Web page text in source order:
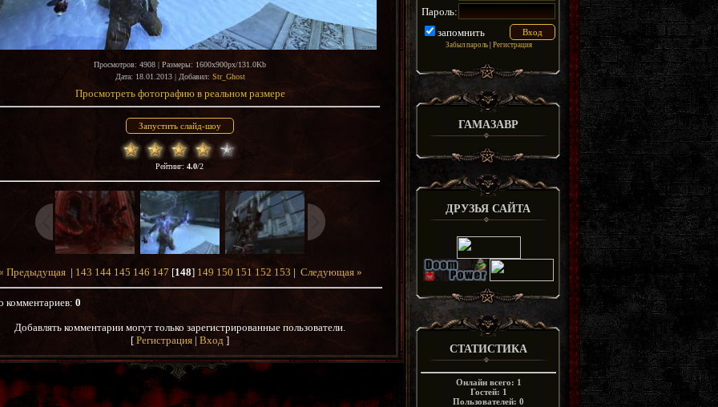
Просмотров: 4908 | Размеры: 1600x900px/131.0Kb
Дата: 18.01.2013 | Добавил: Str_Ghost
Просмотреть фотографию в реальном размере
Рейтинг: 4.0/2
Предыдущая| 143 144 145 146 147 [148] 149 150 151 152 153 | Следующая »
комментариев: 0
Добавлять комментарии могут только зарегистрированные пользователи.
[ Регистрация | Вход ]
Пароль:
запомнить
Забыл пароль| Регистрация
ГАМАЗАВР
ДРУЗЬЯ САЙТА
СТАТИСТИКА
Онлайн всего: 1
Гостей: 1
Пользователей: 0